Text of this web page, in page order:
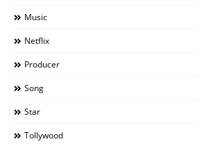
Music
Netflix
Producer
Song
Star
Tollywood